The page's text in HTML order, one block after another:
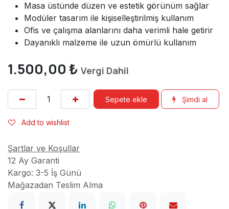
Masa üstünde düzen ve estetik görünüm sağlar
Modüler tasarım ile kişiselleştirilmiş kullanım
Ofis ve çalışma alanlarını daha verimli hale getirir
Dayanıklı malzeme ile uzun ömürlü kullanım
1.500,00 ₺ Vergi Dahil
Sepete ekle Şimdi al
Add to wishlist
Şartlar ve Koşullar
12 Ay Garanti
Kargo: 3-5 İş Günü
Mağazadan Teslim Alma